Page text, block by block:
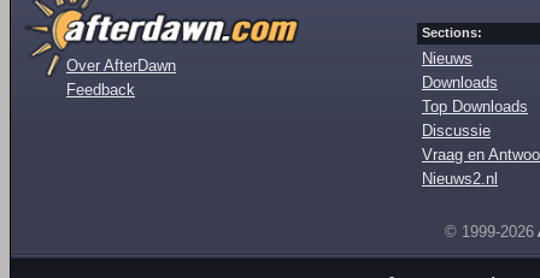
Over AfterDawn
Feedback
Sections:
Nieuws
Downloads
Top Downloads
Discussie
Vraag en
Nieuws2.nl
© 1999-2026